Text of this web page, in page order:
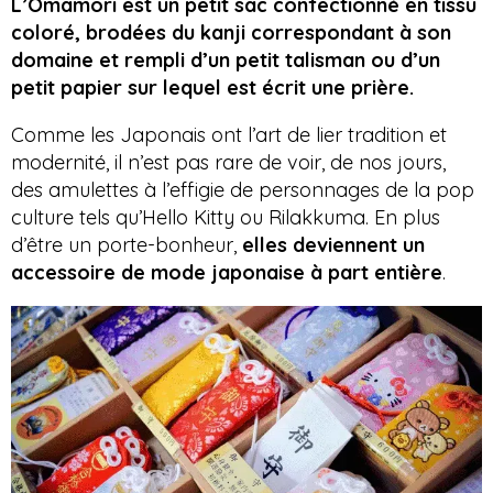
coloré, brodées du kanji correspondant à son
domaine et rempli d’un petit talisman ou d’un
petit papier sur lequel est écrit une prière.
Comme les Japonais ont l’art de lier tradition et
modernité, il n’est pas rare de voir, de nos jours,
des amulettes à l’effigie de personnages de la pop
culture tels qu’Hello Kitty ou Rilakkuma. En plus
d’être un porte-bonheur, elles deviennent un
accessoire de mode japonaise à part entière.